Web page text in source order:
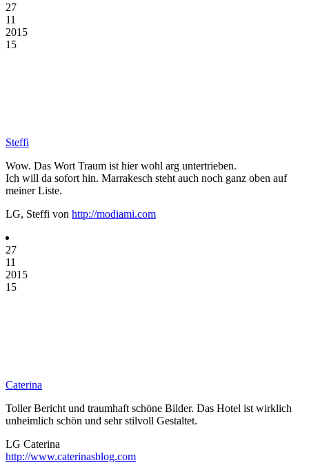
27
11
2015
15
Steffi
Wow. Das Wort Traum ist hier wohl arg untertrieben.
Ich will da sofort hin. Marrakesch steht auch noch ganz oben auf
meiner Liste.
LG, Steffi von http://modiami.com
27
11
2015
15
Caterina
Toller Bericht und traumhaft schöne Bilder. Das Hotel ist wirklich
unheimlich schön und sehr stilvoll Gestaltet.
LG Caterina
http://www.caterinasblog.com